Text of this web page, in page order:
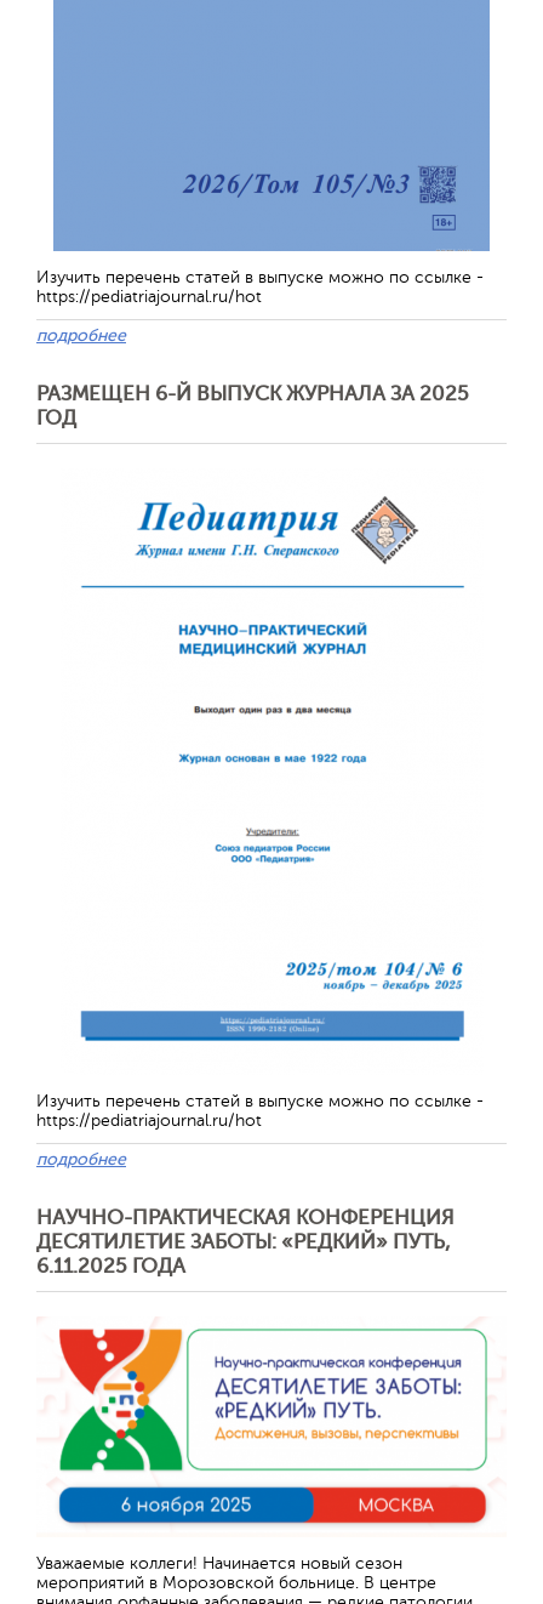
Изучить перечень статей в выпуске можно по ссылке -
https://pediatriajournal.ru/hot
подробнее
РАЗМЕЩЕН 6-Й ВЫПУСК ЖУРНАЛА ЗА 2025
ГОД
Изучить перечень статей в выпуске можно по ссылке -
https://pediatriajournal.ru/hot
подробнее
НАУЧНО-ПРАКТИЧЕСКАЯ КОНФЕРЕНЦИЯ
ДЕСЯТИЛЕТИЕ ЗАБОТЫ: «РЕДКИЙ» ПУТЬ,
6.11.2025 ГОДА
Уважаемые коллеги! Начинается новый сезон
мероприятий в Морозовской больнице. В центре
Обратная
Отправить